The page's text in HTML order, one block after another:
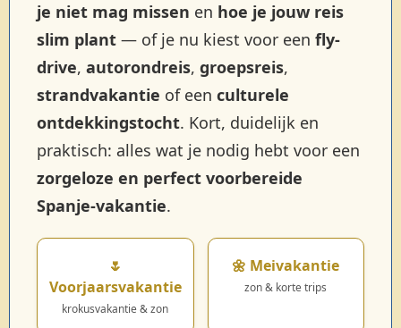
je niet mag missen en hoe je jouw reis
slim plant — of je nu kiest voor een fly-
drive, autorondreis, groepsreis,
strandvakantie of een culturele
ontdekkingstocht. Kort, duidelijk en
praktisch: alles wat je nodig hebt voor een
zorgeloze en perfect voorbereide
Spanje-vakantie.
🌷
Voorjaarsvakantie
krokusvakantie & zon
🌼 Meivakantie
zon & korte trips